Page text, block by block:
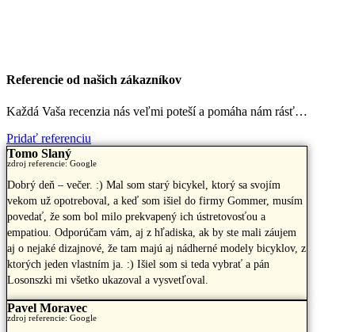
Referencie od našich zákazníkov
Každá Vaša recenzia nás veľmi poteší a pomáha nám rásť…
Pridať referenciu
Tomo Slaný
zdroj referencie: Google
Dobrý deň – večer. :) Mal som starý bicykel, ktorý sa svojím
vekom už opotreboval, a keď som išiel do firmy Gommer, musím
povedať, že som bol milo prekvapený ich ústretovosťou a
empatiou. Odporúčam vám, aj z hľadiska, ak by ste mali záujem
aj o nejaké dizajnové, že tam majú aj nádherné modely bicyklov, z
ktorých jeden vlastním ja. :) Išiel som si teda vybrať a pán
Losonszki mi všetko ukazoval a vysvetľoval.
Pavel Moravec
zdroj referencie: Google